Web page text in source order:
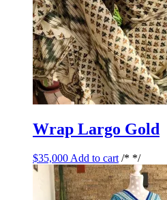
Wrap Largo Gold
$35,000 Add to cart /* */